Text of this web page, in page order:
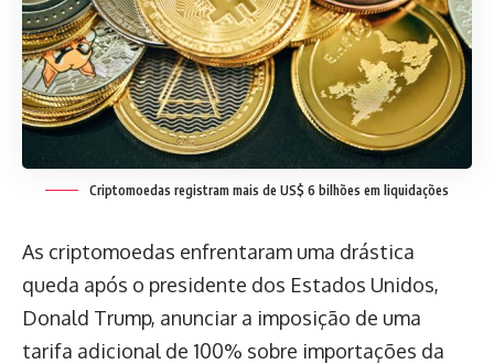
Criptomoedas registram mais de US$ 6 bilhões em liquidações
As criptomoedas enfrentaram uma drástica
queda após o presidente dos Estados Unidos,
Donald Trump, anunciar a imposição de uma
tarifa adicional de 100% sobre importações da